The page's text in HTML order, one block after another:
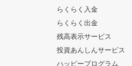
らくらく入金
らくらく出金
残高表示サービス
投資あんしんサービス
ハッピープログラム